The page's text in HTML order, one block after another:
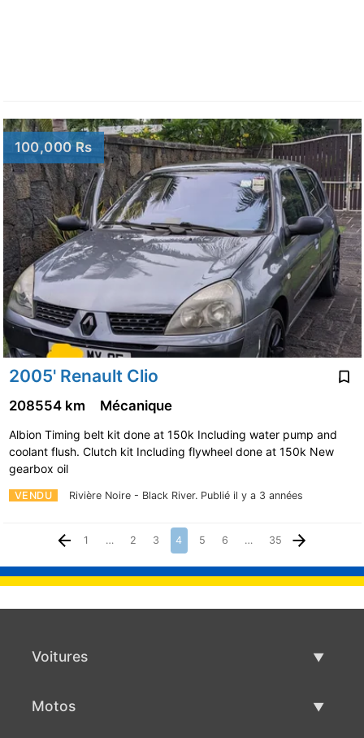
100,000 Rs
2005' Renault Clio
VENDU Rivière Noire - Black River. Publié il y a 3 années
208554 km Mécanique
Albion Timing belt kit done at 150k Including water pump and
coolant flush. Clutch kit Including flywheel done at 150k New
gearbox oil
1 … 2 3 4 5 6 … 35
Voitures
Motos